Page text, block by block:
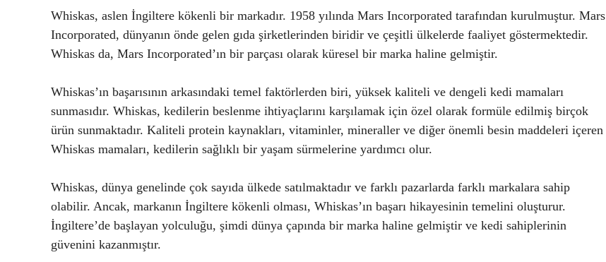
Whiskas, aslen İngiltere kökenli bir markadır. 1958 yılında Mars Incorporated tarafından kurulmuştur. Mars
Incorporated, dünyanın önde gelen gıda şirketlerinden biridir ve çeşitli ülkelerde faaliyet göstermektedir.
Whiskas da, Mars Incorporated’ın bir parçası olarak küresel bir marka haline gelmiştir.
Whiskas’ın başarısının arkasındaki temel faktörlerden biri, yüksek kaliteli ve dengeli kedi mamaları
sunmasıdır. Whiskas, kedilerin beslenme ihtiyaçlarını karşılamak için özel olarak formüle edilmiş birçok
ürün sunmaktadır. Kaliteli protein kaynakları, vitaminler, mineraller ve diğer önemli besin maddeleri içeren
Whiskas mamaları, kedilerin sağlıklı bir yaşam sürmelerine yardımcı olur.
Whiskas, dünya genelinde çok sayıda ülkede satılmaktadır ve farklı pazarlarda farklı markalara sahip
olabilir. Ancak, markanın İngiltere kökenli olması, Whiskas’ın başarı hikayesinin temelini oluşturur.
İngiltere’de başlayan yolculuğu, şimdi dünya çapında bir marka haline gelmiştir ve kedi sahiplerinin
güvenini kazanmıştır.